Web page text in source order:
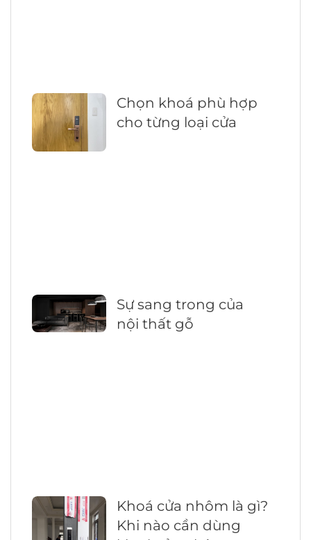
Chọn khoá phù hợp
cho từng loại cửa
Sự sang trong của
nội thất gỗ
Khoá cửa nhôm là gì?
Khi nào cần dùng